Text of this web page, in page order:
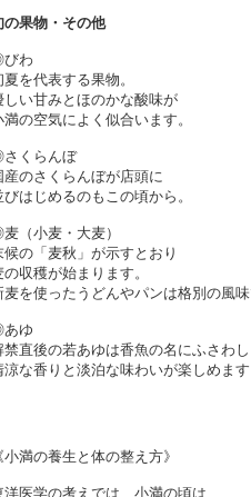
の果物・その他
わ
夏を代表する果物。
しい甘みとほのかな酸味が
くらんぼ
産のさくらんぼが店頭に
（小麦・大麦）
候の「麦秋」が示すとおり
の収穫が始まります。
ゆ
禁直後の若あゆは香魚の名にふさわ
小満の養生と体の整え方》
洋医学の考えでは、小満の頃は